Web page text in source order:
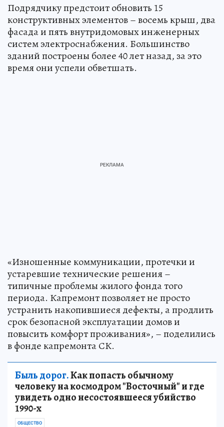
Подрядчику предстоит обновить 15
конструктивных элементов – восемь крыш, два
фасада и пять внутридомовых инженерных
систем электроснабжения. Большинство
зданий построены более 40 лет назад, за это
время они успели обветшать.
«Изношенные коммуникации, протечки и
устаревшие технические решения –
типичные проблемы жилого фонда того
периода. Капремонт позволяет не просто
устранить накопившиеся дефекты, а продлить
срок безопасной эксплуатации домов и
повысить комфорт проживания», – поделились
в фонде капремонта СК.
Быль дорог.Как попасть обычному
человеку на космодром "Восточный" и где
увидеть одно несостоявшееся убийство
1990-х
ОБЩЕСТВО